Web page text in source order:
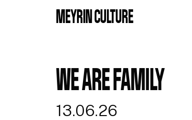
MEYRIN CULTURE
WE ARE FAMILY
13.06.26